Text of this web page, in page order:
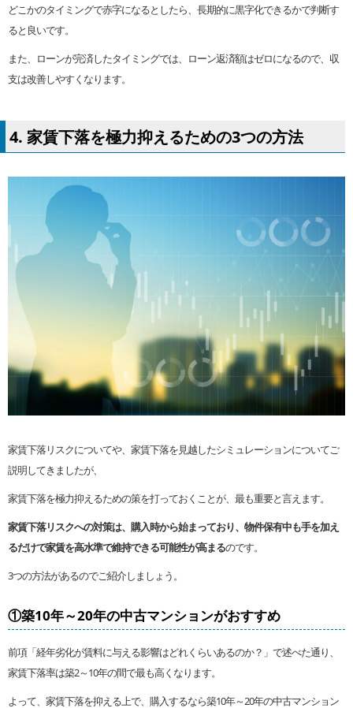
どこかのタイミングで赤字になるとしたら、長期的に黒字化できるかで判断す
ると良いです。
また、ローンが完済したタイミングでは、ローン返済額はゼロになるので、収
支は改善しやすくなります。
4. 家賃下落を極力抑えるための3つの方法
家賃下落リスクについてや、家賃下落を見越したシミュレーションについてご
説明してきましたが、
家賃下落を極力抑えるための策を打っておくことが、最も重要と言えます。
家賃下落リスクへの対策は、購入時から始まっており、物件保有中も手を加え
るだけで家賃を高水準で維持できる可能性が高まるのです。
3つの方法があるのでご紹介しましょう。
①築10年～20年の中古マンションがおすすめ
前項「経年劣化が賃料に与える影響はどれくらいあるのか？」で述べた通り、
家賃下落率は築2～10年の間で最も高くなります。
よって、家賃下落を抑える上で、購入するなら築10年～20年の中古マンション